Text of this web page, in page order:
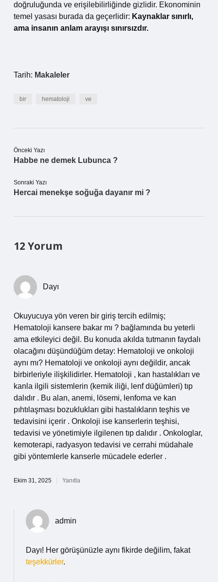
doğruluğunda ve erişilebilirliğinde gizlidir. Ekonominin
temel yasası burada da geçerlidir: Kaynaklar sınırlı,
ama insanın anlam arayışı sınırsızdır.
Tarih: Makaleler
bir hematoloji ve
Önceki Yazı
Habbe ne demek Lubunca ?
Sonraki Yazı
Hercai menekşe soğuğa dayanır mi ?
12 Yorum
Dayı
Okuyucuya yön veren bir giriş tercih edilmiş;
Hematoloji kansere bakar mı ? bağlamında bu yeterli
ama etkileyici değil. Bu konuda akılda tutmanın faydalı
olacağını düşündüğüm detay: Hematoloji ve onkoloji
aynı mı? Hematoloji ve onkoloji aynı değildir, ancak
birbirleriyle ilişkilidirler. Hematoloji , kan hastalıkları ve
kanla ilgili sistemlerin (kemik iliği, lenf düğümleri) tıp
dalıdır . Bu alan, anemi, lösemi, lenfoma ve kan
pıhtılaşması bozuklukları gibi hastalıkların teşhis ve
tedavisini içerir . Onkoloji ise kanserlerin teşhisi,
tedavisi ve yönetimiyle ilgilenen tıp dalıdır . Onkologlar,
kemoterapi, radyasyon tedavisi ve cerrahi müdahale
gibi yöntemlerle kanserle mücadele ederler .
Ekim 31, 2025 Yanıtla
admin
Dayı! Her görüşünüzle aynı fikirde değilim, fakat
teşekkürler.